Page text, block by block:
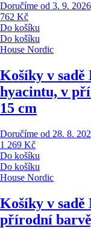
Doručíme od 3. 9. 2026
762 Kč
Do košíku
Do košíku
House Nordic
Košíky v sadě
hyacintu, v
15 cm
Doručíme od 28. 8.
1 269 Kč
Do košíku
Do košíku
House Nordic
Košíky v sadě
přírodní